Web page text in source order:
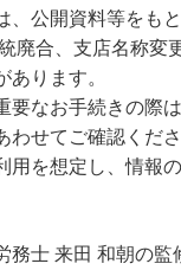
、公開資料等をも
廃合、支店名称変
あります。
要なお手続きの際
わせてご確認くださ
用を想定し、情報
務士 来田 和朝の監